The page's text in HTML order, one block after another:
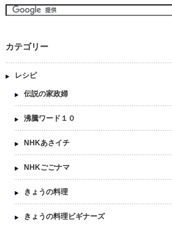
カテゴリー
レシピ
伝説の家政婦
沸騰ワード１０
NHKあさイチ
NHKごごナマ
きょうの料理
きょうの料理ビギナーズ